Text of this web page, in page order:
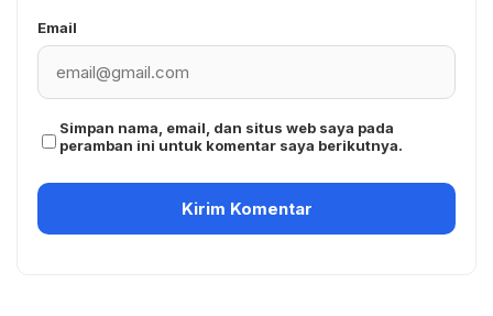
Email
Simpan nama, email, dan situs web saya pada
peramban ini untuk komentar saya berikutnya.